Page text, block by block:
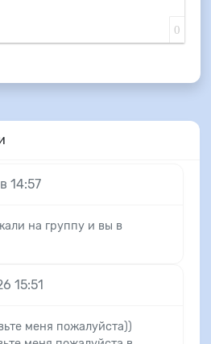
0
14:57
на группу и вы в
15:51
меня пожалуйста))